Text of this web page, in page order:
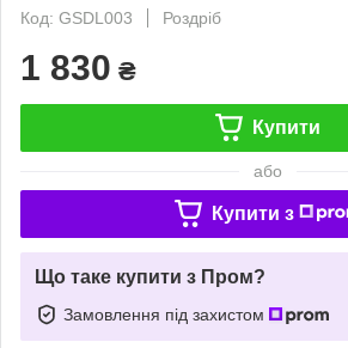
Код: GSDL003
Роздріб
1 830 ₴
Купити
або
Купити з
Що таке купити з Пром?
Замовлення під захистом